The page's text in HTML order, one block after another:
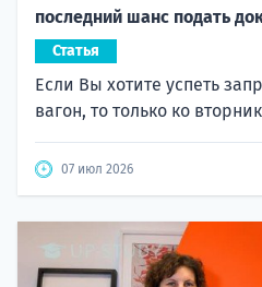
последний шанс подать
Статья
Если Вы хотите успеть
вагон, то только ко
07 июл 2026